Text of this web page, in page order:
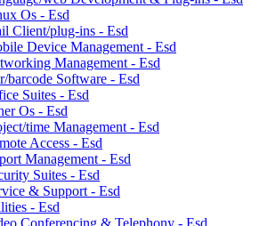
Os - Esd
Client/plug-ins - Esd
Device Management - Esd
Management - Esd
barcode Software - Esd
Suites - Esd
Os - Esd
time Management - Esd
Access - Esd
Management - Esd
Suites - Esd
& Support - Esd
- Esd
Conferencing & Telephony - Esd